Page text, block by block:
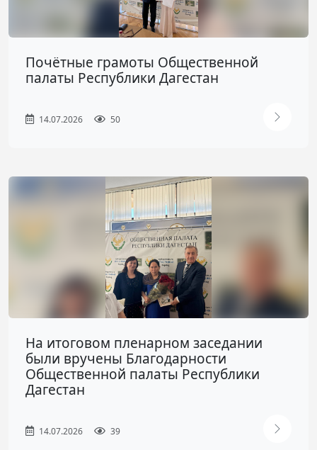
Почётные грамоты Общественной
палаты Республики Дагестан
14.07.2026 50
На итоговом пленарном заседании
были вручены Благодарности
Общественной палаты Республики
Дагестан
14.07.2026 39